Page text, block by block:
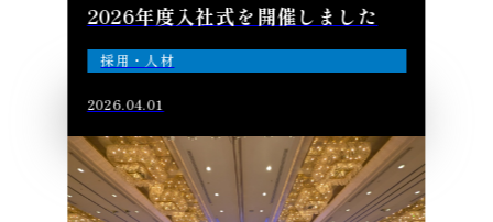
2026年度入社式を開催しました
採用・人材
2026.04.01